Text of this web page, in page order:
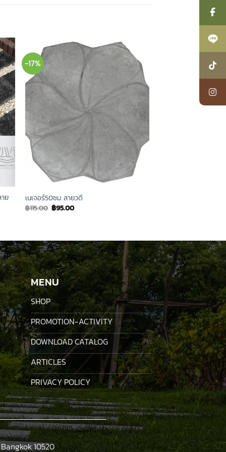
ย
-17%
เนเจอร์50ซม. ลายวดี
฿115.00 Original
price
฿95.00Current
MENU
SHOP
PROMOTION-ACTIVITY
DOWNLOAD CATALOG
ARTICLES
PRIVACY POLICY
10520